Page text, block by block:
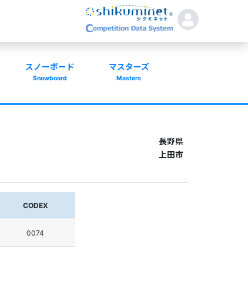
スノーボード
Snowboard
マスターズ
Masters
長野県
上田市
CODEX
0074